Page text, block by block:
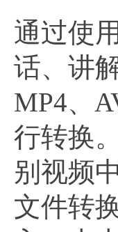
通过使
话、讲
MP4、
行转换
别视频
文件转